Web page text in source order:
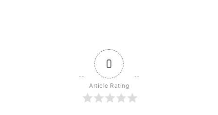
0
Article Rating